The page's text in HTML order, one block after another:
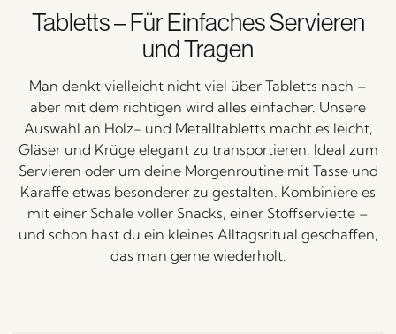
Tabletts –FürEinfachesServieren
undTragen
Man denkt vielleicht nicht viel über Tabletts nach –
aber mit dem richtigen wird alles einfacher. Unsere
Auswahl an Holz- und Metalltabletts macht es leicht,
Gläser und Krüge elegant zu transportieren. Ideal zum
Servieren oder um deine Morgenroutine mit Tasse und
Karaffe etwas besonderer zu gestalten. Kombiniere es
mit einer Schale voller Snacks, einer Stoffserviette –
und schon hast du ein kleines Alltagsritual geschaffen,
das man gerne wiederholt.